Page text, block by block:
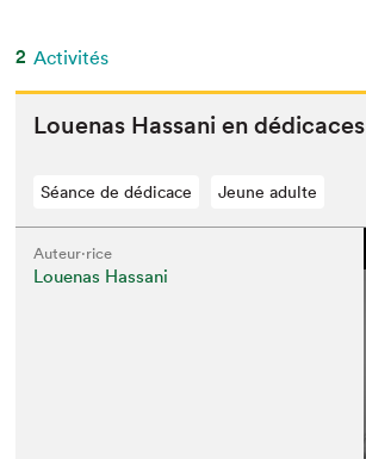
2 Activités
Loue­nas Has­sani en dédicaces
Séance de dédicace Jeune adulte
Auteur·rice
Louenas Hassani